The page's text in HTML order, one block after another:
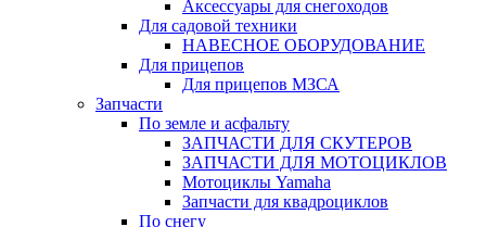
Аксессуары для снегоходов
Для садовой техники
НАВЕСНОЕ ОБОРУДОВАНИЕ
Для прицепов
Для прицепов МЗСА
Запчасти
По земле и асфальту
ЗАПЧАСТИ ДЛЯ СКУТЕРОВ
ЗАПЧАСТИ ДЛЯ МОТОЦИКЛОВ
Мотоциклы Yamaha
Запчасти для квадроциклов
По снегу